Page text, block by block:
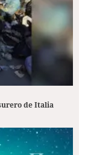
de Italia